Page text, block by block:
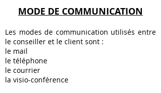
MODE DE COMMUNICATION
Les modes de communication utilisés entre
le conseiller et le client sont :
le mail
le téléphone
le courrier
la visio-conférence